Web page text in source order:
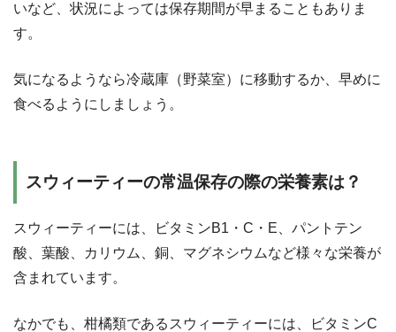
いなど、状況によっては保存期間が早まることもありま
す。
気になるようなら冷蔵庫（野菜室）に移動するか、早めに
食べるようにしましょう。
スウィーティーの常温保存の際の栄養素は？
スウィーティーには、ビタミンB1・C・E、パントテン
酸、葉酸、カリウム、銅、マグネシウムなど様々な栄養が
含まれています。
なかでも、柑橘類であるスウィーティーには、ビタミンC